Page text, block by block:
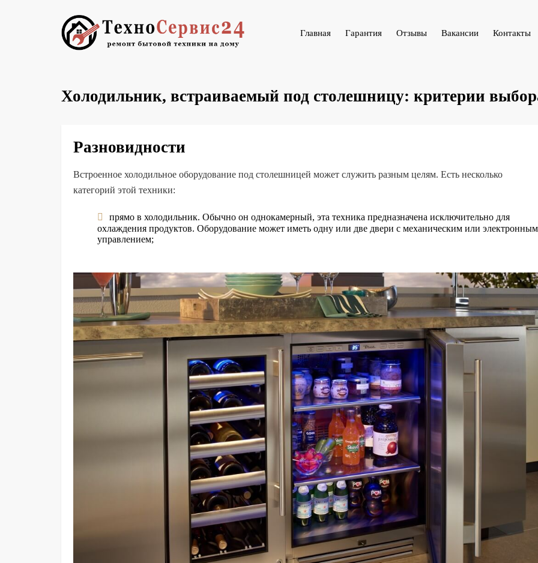
Главная Гарантия Отзывы Вакансии Контакты
Холодильник, встраиваемый под столешницу: критерии
Разновидности
Встроенное холодильное оборудование под столешницей может служить разным целям. Есть несколько
категорий этой техники:
прямо в холодильник. Обычно он однокамерный, эта техника предназначена исключительно для
охлаждения продуктов. Оборудование может иметь одну или две двери с механическим или электронным
управлением;